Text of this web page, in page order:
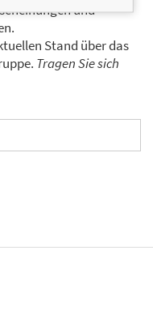
und
Stand über das
Tragen Sie sich